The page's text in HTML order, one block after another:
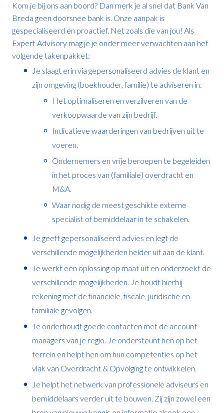
Kom je bij ons aan boord? Dan merk je al snel dat Bank Van
Breda geen doorsnee bank is. Onze aanpak is
gespecialiseerd en proactief. Net zoals die van jou! Als
Expert Advisory mag je je onder meer verwachten aan het
volgende takenpakket:
Je slaagt erin via gepersonaliseerd advies de klant en
zijn omgeving (boekhouder, familie) te adviseren in:
Het optimaliseren en verzilveren van de
verkoopwaarde van zijn bedrijf.
Indicatieve waarderingen van bedrijven uit te
voeren.
Ondernemers en vrije beroepen te begeleiden
in het proces van (familiale) overdracht en
M&A.
Waar nodig de meest geschikte externe
specialist of bemiddelaar in te schakelen.
Je geeft gepersonaliseerd advies en legt de
verschillende mogelijkheden helder uit aan de klant.
Je werkt een oplossing op maat uit en onderzoekt de
verschillende mogelijkheden. Je houdt hierbij
rekening met de financiële, fiscale, juridische en
familiale gevolgen.
Je onderhoudt goede contacten met de account
managers van je regio. Je ondersteunt hen op het
terrein en helpt hen om hun competenties op het
vlak van Overdracht & Opvolging te ontwikkelen.
Je helpt het netwerk van professionele adviseurs en
bemiddelaars verder uit te bouwen. Zij zijn zowel een